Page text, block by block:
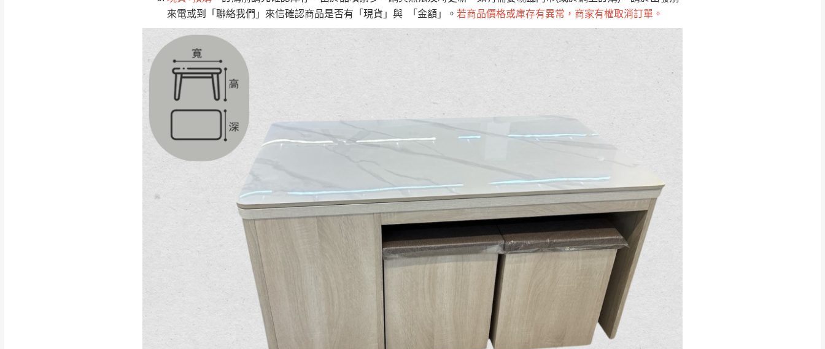
來電或到「聯絡我們」來信確認商品是否有「現貨」與 「金額」。 若商品價格或庫存有異常，商家有權取消訂單。
免 運 費
新竹
峨眉鄉、五峰鄉、橫山、北埔鄉、尖石
鄉、寶山鄉山區、新埔山區、芎林山區、
關西 玉山里
台北
新北
雙溪、貢寮、烏來、平溪、九份、石
門、林口 下福里、新店山區、三峽山區、
石碇、坪林、福隆、淡水山區、北投湖山
基隆
$ 9,000以下：NT$500元
＊A108產品另收運費
基隆山區
$ 9,000以上：免運費
$ 9,000以下：NT$500元
＊A108產品另收運費
卓蘭鎮、三灣、通霄山區、西湖、泰安
鄉、大湖鄉、頭屋、獅潭鄉
配送天數：5~14天
到貨時間：指定送貨日當天以電話聯絡確認
｜周（一）配送部門固定公休無送貨｜
運送範圍：限定北至基隆，南至苗栗，偏遠地區恕無法提供運送 (詳見運送規章)。
配送範圍：
苗栗至基隆；其它地區暫不開放，如因特殊地型限制(山區、鄉、鎮、村)、樓梯太小、無法搬運上樓等因
素，導致無法配送，
保護物流人員的工作安全，賣家無提供吊掛服務，若需以吊車或其他的吊掛方式吊運，費用將由買方自
行支付。
因大型傢俱有組裝、配送的問題，並非一般快速到貨商品，無法指定特定時間送達，司機當天到貨前皆
會再與您通知，讓你不用整天在家等貨，以節省您的寶貴時間。
由於百貨公司配送較為不易，故暫無法配送至百貨公司內部。
發票寄送：
若您選擇三聯式或索取兩聯式發票，發票將於商品完成出貨15個工作天另行寄出，另外約加上2~7個工作天內
送達，如遇國定假日將順延寄送。
若收到不良品，請於到貨日起七日內通知本公司客服人員，我們將為您更換新品，運費皆由本站負責，
所有退回及換貨之商品必須是全新狀態且完整包裝，床墊、床包、枕頭類產品需為未拆封狀態(請保持商
品、附件、包裝、廠商紙及所有附隨文件或資料之完整性)，若未依照上述方式處理，恕無法接受退貨。
由於透過電腦螢幕選購商品，可能會因個人電腦螢幕的設定色差或解析度等因素， 與實際商品的顏色、